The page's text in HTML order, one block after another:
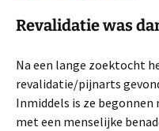
Revalidatie was
Na een lange zoektocht
revalidatie/pijnarts
Inmiddels is ze begonnen
met een menselijke